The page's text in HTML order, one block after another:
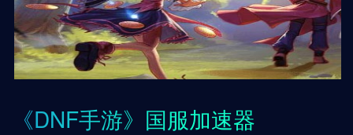
《DNF手游》国服加速器